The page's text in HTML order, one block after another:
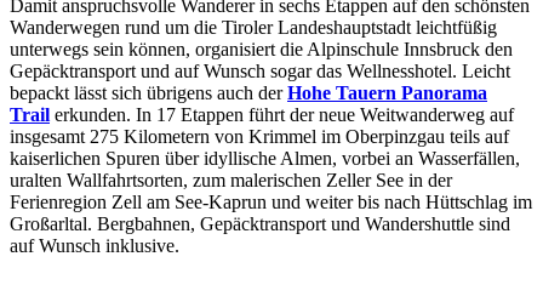
Damit anspruchsvolle Wanderer in sechs Etappen auf den schönsten
Wanderwegen rund um die Tiroler Landeshauptstadt leichtfüßig
unterwegs sein können, organisiert die Alpinschule Innsbruck den
Gepäcktransport und auf Wunsch sogar das Wellnesshotel. Leicht
bepackt lässt sich übrigens auch derHohe Tauern Panorama
Trail erkunden. In 17 Etappen führt der neue Weitwanderweg auf
insgesamt 275 Kilometern von Krimmel im Oberpinzgau teils auf
kaiserlichen Spuren über idyllische Almen, vorbei an Wasserfällen,
uralten Wallfahrtsorten, zum malerischen Zeller See in der
Ferienregion Zell am See-Kaprun und weiter bis nach Hüttschlag im
Großarltal. Bergbahnen, Gepäcktransport und Wandershuttle sind
auf Wunsch inklusive.